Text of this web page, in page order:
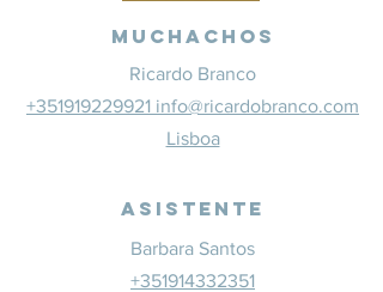
Muchachos
Ricardo Branco
+351919229921 info@ricardobranco.com
Lisboa
Asistente
Barbara Santos
+351914332351